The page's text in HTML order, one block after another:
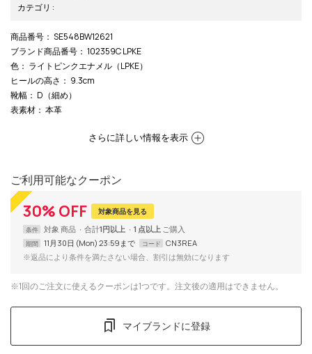
カテゴリ :
商品番号 ： SE548BW12621
ブランド商品番号 ： 102359C LPKE
色 ： ライトピンクエナメル（LPKE）
ヒールの高さ ： 9.3cm
靴幅 ： D（細め）
表素材 ： 本革
さらに詳しい情報を表示
ご利用可能なクーポン
30% OFF 対象商品を見る
条件 対象 商品 合計1円以上 1 点以上
期間 11月30日 (Mon) 23:59まで コード
CN3REA
※返品により条件を満たさない場合、割引は無効になります
※1回のご注文に使えるクーポンは1つです。注文後の適用はできません。
マイブランドに登録